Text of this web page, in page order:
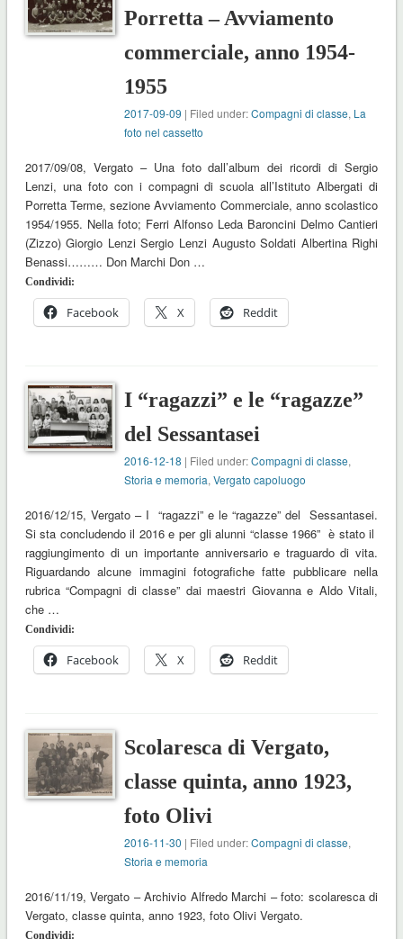
Porretta – Avviamento
commerciale, anno 1954-
1955
2017-09-09 | Filed under:Compagni di classe, La
foto nel cassetto
2017/09/08, Vergato – Una foto dall’album dei ricordi di Sergio
Lenzi, una foto con i compagni di scuola all’Istituto Albergati di
Porretta Terme, sezione Avviamento Commerciale, anno scolastico
1954/1955. Nella foto; Ferri Alfonso Leda Baroncini Delmo Cantieri
(Zizzo) Giorgio Lenzi Sergio Lenzi Augusto Soldati Albertina Righi
Benassi……… Don Marchi Don …
Condividi:
Facebook X Reddit
I “ragazzi” e le “ragazze”
del Sessantasei
2016-12-18 | Filed under:Compagni di classe,
Storia e memoria,Vergato capoluogo
2016/12/15, Vergato – I “ragazzi” e le “ragazze” del Sessantasei.
Si sta concludendo il 2016 e per gli alunni “classe 1966” è stato il
raggiungimento di un importante anniversario e traguardo di vita.
Riguardando alcune immagini fotografiche fatte pubblicare nella
rubrica “Compagni di classe” dai maestri Giovanna e Aldo Vitali,
che …
Condividi:
Facebook X Reddit
Scolaresca di Vergato,
classe quinta, anno 1923,
foto Olivi
2016-11-30 | Filed under:Compagni di classe,
Storia e memoria
2016/11/19, Vergato – Archivio Alfredo Marchi – foto: scolaresca di
Vergato, classe quinta, anno 1923, foto Olivi Vergato.
Condividi: